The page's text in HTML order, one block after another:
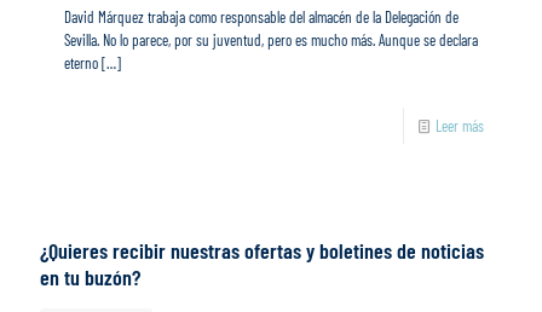
David Márquez trabaja como responsable del almacén de la Delegación de
Sevilla. No lo parece, por su juventud, pero es mucho más. Aunque se declara
eterno[…]
Leer más
¿Quieres recibir nuestras ofertas y boletines de noticias
en tu buzón?